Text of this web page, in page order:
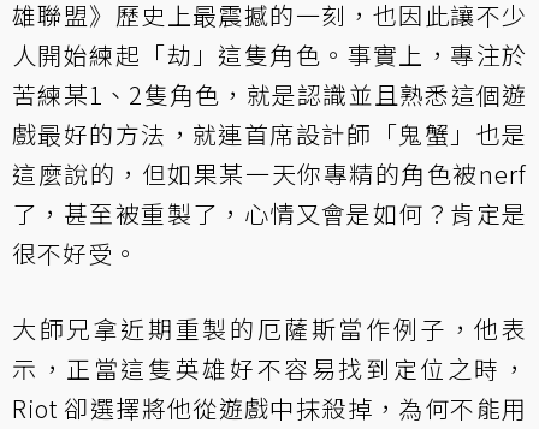
雄聯盟》歷史上最震撼的一刻，也因此讓不少
人開始練起「劫」這隻角色。事實上，專注於
苦練某1、2隻角色，就是認識並且熟悉這個遊
戲最好的方法，就連首席設計師「鬼蟹」也是
這麼說的，但如果某一天你專精的角色被nerf
了，甚至被重製了，心情又會是如何？肯定是
很不好受。
大師兄拿近期重製的厄薩斯當作例子，他表
示，正當這隻英雄好不容易找到定位之時，
Riot 卻選擇將他從遊戲中抹殺掉，為何不能用